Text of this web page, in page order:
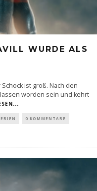
WURDE ALS
ist groß. Nach den
worden sein und kehrt
0 KOMMENTARE